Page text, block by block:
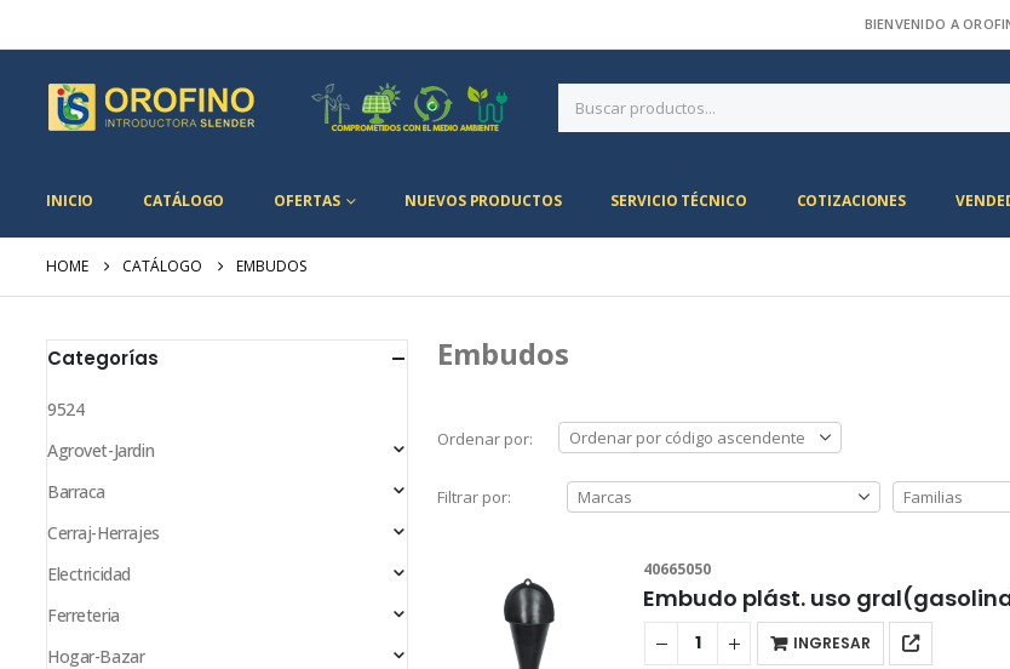
BIENVENIDO A
INICIO CATÁLOGO OFERTAS NUEVOS PRODUCTOS SERVICIO TÉCNICO COTIZACIONES
HOME CATÁLOGO EMBUDOS
Embudos
Ordenar por:
Filtrar por:
40665050
Embudo plást. uso
INGRESAR
Categorías
9524
Agrovet-Jardin
Barraca
Cerraj-Herrajes
Electricidad
Ferreteria
Hogar-Bazar